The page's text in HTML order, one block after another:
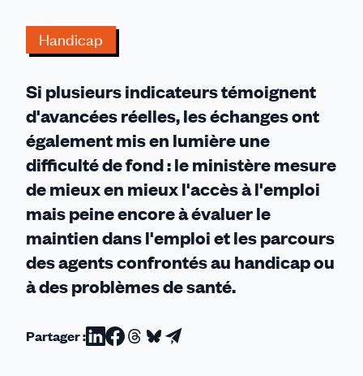
d'angles
morts
Handicap
Si plusieurs indicateurs témoignent
d'avancées réelles, les échanges ont
également mis en lumière une
difficulté de fond : le ministère mesure
de mieux en mieux l'accès à l'emploi
mais peine encore à évaluer le
maintien dans l'emploi et les parcours
des agents confrontés au handicap ou
à des problèmes de santé.
Partager :Partager
Partager
Partager
Partager
Partager